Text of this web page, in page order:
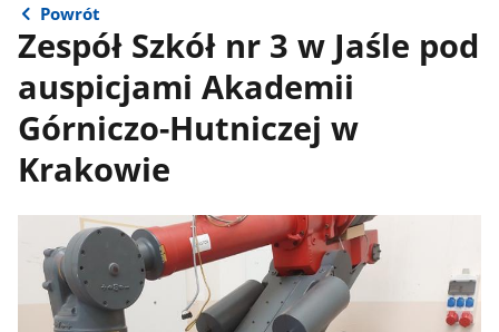
Jaśle
Powrót
Zespół Szkół nr 3 w Jaśle pod
auspicjami Akademii
Górniczo-Hutniczej w
Krakowie